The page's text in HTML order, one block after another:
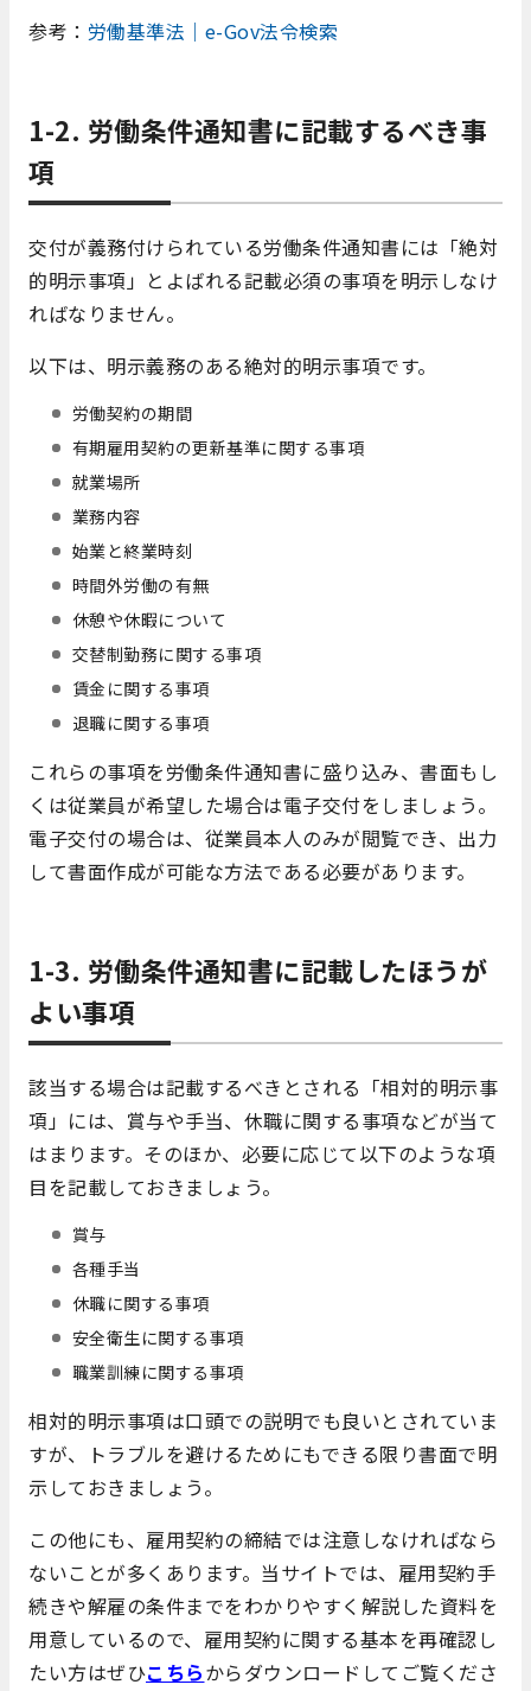
参考： 労働基準法｜e-Gov法令検索
1-2. 労働条件通知書に記載するべき事
項
交付が義務付けられている労働条件通知書には「絶対
的明示事項」とよばれる記載必須の事項を明示しなけ
ればなりません。
以下は、明示義務のある絶対的明示事項です。
労働契約の期間
有期雇用契約の更新基準に関する事項
就業場所
業務内容
始業と終業時刻
時間外労働の有無
休憩や休暇について
交替制勤務に関する事項
賃金に関する事項
退職に関する事項
これらの事項を労働条件通知書に盛り込み、書面もし
くは従業員が希望した場合は電子交付をしましょう。
電子交付の場合は、従業員本人のみが閲覧でき、出力
して書面作成が可能な方法である必要があります。
1-3. 労働条件通知書に記載したほうが
よい事項
該当する場合は記載するべきとされる「相対的明示事
項」には、賞与や手当、休職に関する事項などが当て
はまります。そのほか、必要に応じて以下のような項
目を記載しておきましょう。
賞与
各種手当
休職に関する事項
安全衛生に関する事項
職業訓練に関する事項
相対的明示事項は口頭での説明でも良いとされていま
すが、トラブルを避けるためにもできる限り書面で明
示しておきましょう。
この他にも、雇用契約の締結では注意しなければなら
ないことが多くあります。当サイトでは、雇用契約手
続きや解雇の条件までをわかりやすく解説した資料を
用意しているので、雇用契約に関する基本を再確認し
たい方はぜひこちらからダウンロードしてご覧くださ